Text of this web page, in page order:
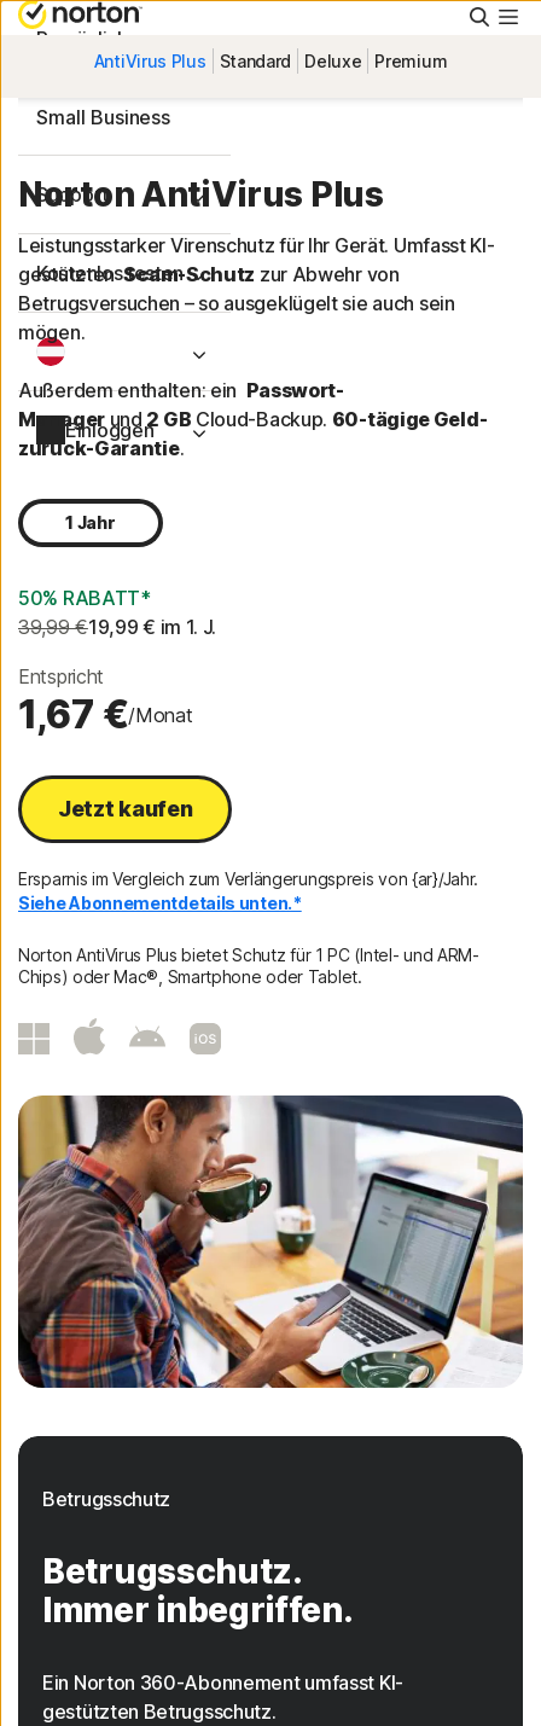
Persönlich
Small Business
Support
Kostenlos testen
Einloggen
AntiVirus Plus Standard Deluxe Premium
Norton AntiVirus Plus
Leistungsstarker Virenschutz für Ihr Gerät. Umfasst KI-
gestütztenScam-Schutz zur Abwehr von
Betrugsversuchen – so ausgeklügelt sie auch sein
mögen.
Außerdem enthalten: ein Passwort-
Managerund 2 GB Cloud-Backup. 60-tägige Geld-
zurück-Garantie.
1 Jahr
50% RABATT*
39,99 €19,99 € im 1. J.
Entspricht
1,67 €/Monat
Jetzt kaufen
Ersparnis im Vergleich zum Verlängerungspreis von {ar}/Jahr.
Siehe Abonnementdetails unten.*
Norton AntiVirus Plus bietet Schutz für 1 PC (Intel- und ARM-
Chips) oder Mac®, Smartphone oder Tablet.
Betrugsschutz
Betrugsschutz.
Immer inbegriffen.
Ein Norton 360-Abonnement umfasst KI-
gestützten Betrugsschutz.